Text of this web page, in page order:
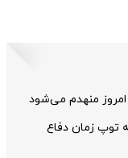
منهدم می‌شود
توپ زمان دفاع